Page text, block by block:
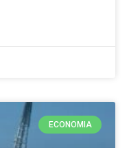
ECONOMIA